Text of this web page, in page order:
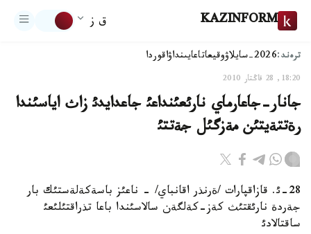
KAZINFORM ق ز
ترەند:2026-سايلاۋ وقيعاتاعايىنداۋاقوردا
18:20, 28 قاڭتار 2010
جانار-جاعارماي نارئعئنداعئ جاعدايدئ زاث اياسئندا
رةتتةيتئن مةزگئل جةتتئ
28-ئ. قازاقپارات /ةرنذر اقانباي/ - ناعئز باسةكةلةستئك بار
جةردة نارئقتئث كةز-كةلگةن سالاسئندا باعا تذراقتئلئعئ
ساقتالادئ